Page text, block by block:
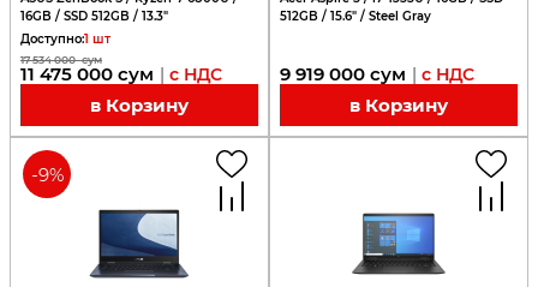
16GB / SSD 512GB / 13.3"
Доступно:1 шт
17 534 000 сум
11 475 000 сум | с НДС
в Корзину
512GB / 15.6" / Steel Gray
9 919 000 сум | с НДС
в Корзину
-9%